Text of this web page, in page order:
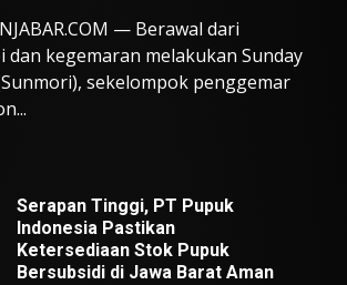
— Berawal dari
dan kegemaran melakukan Sunday
sekelompok penggemar
Serapan Tinggi, PT Pupuk
Indonesia Pastikan
Ketersediaan Stok Pupuk
Bersubsidi di Jawa Barat Aman